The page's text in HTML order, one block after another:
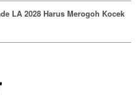
LA 2028 Harus Merogoh Kocek